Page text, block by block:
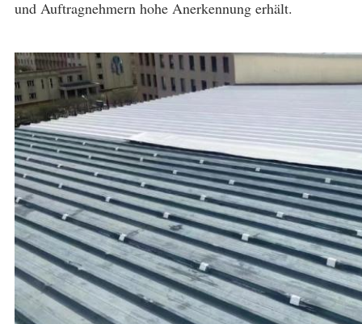
und Auftragnehmern hohe Anerkennung erhält.